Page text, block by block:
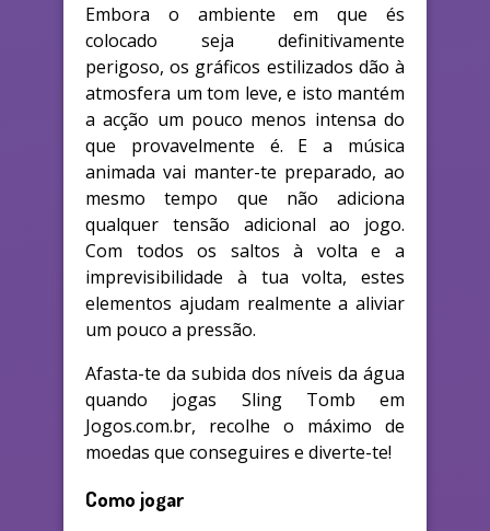
Embora o ambiente em que és
colocado seja definitivamente
perigoso, os gráficos estilizados dão à
atmosfera um tom leve, e isto mantém
a acção um pouco menos intensa do
que provavelmente é. E a música
animada vai manter-te preparado, ao
mesmo tempo que não adiciona
qualquer tensão adicional ao jogo.
Com todos os saltos à volta e a
imprevisibilidade à tua volta, estes
elementos ajudam realmente a aliviar
um pouco a pressão.
Afasta-te da subida dos níveis da água
quando jogas Sling Tomb em
Jogos.com.br, recolhe o máximo de
moedas que conseguires e diverte-te!
Como jogar